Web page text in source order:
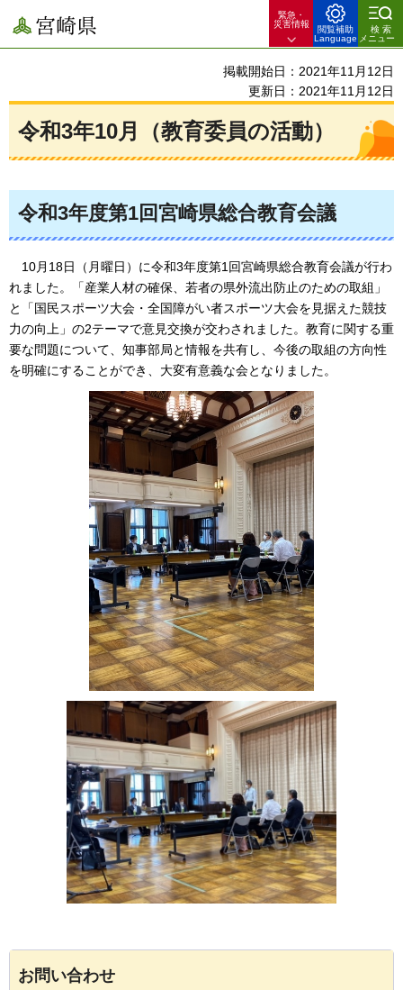
宮崎県
緊急・
災害情報
閲覧補助
Language
検索
メニュー
掲載開始日：2021年11月12日
更新日：2021年11月12日
令和3年10月（教育委員の活動）
令和3年度第1回宮崎県総合教育会議
10月18日（月曜日）に令和3年度第1回宮崎県総合教育会議が行わ
れました。「産業人材の確保、若者の県外流出防止のための取組」
と「国民スポーツ大会・全国障がい者スポーツ大会を見据えた競技
力の向上」の2テーマで意見交換が交わされました。教育に関する重
要な問題について、知事部局と情報を共有し、今後の取組の方向性
を明確にすることができ、大変有意義な会となりました。
お問い合わせ